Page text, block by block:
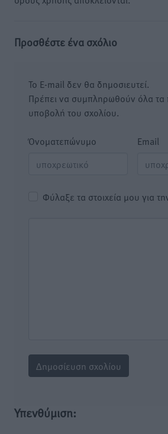
Προσθέστε ένα σχόλιο
Το E-mail δεν θα δημοσιευτεί.
Πρέπει να συμπληρωθούν όλα τα
υποβολή του σχολίου.
Όνοματεπώνυμο Email
Φύλαξε τα στοιχεία μου για
Υπενθύμιση: